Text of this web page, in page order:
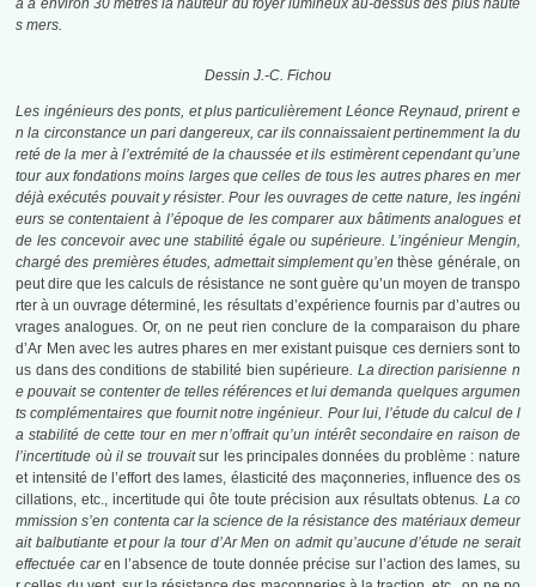
a à environ 30 mètres la hauteur du foyer lumineux au-dessus des plus haute
s mers.
Dessin J.-C. Fichou
Les ingénieurs des ponts, et plus particulièrement Léonce Reynaud, prirent e
n la circonstance un pari dangereux, car ils connaissaient pertinemment la du
reté de la mer à l’extrémité de la chaussée et ils estimèrent cependant qu’une
tour aux fondations moins larges que celles de tous les autres phares en mer
déjà exécutés pouvait y résister. Pour les ouvrages de cette nature, les ingéni
eurs se contentaient à l’époque de les comparer aux bâtiments analogues et
de les concevoir avec une stabilité égale ou supérieure. L’ingénieur Mengin,
chargé des premières études, admettait simplement qu’enthèse générale, on
peut dire que les calculs de résistance ne sont guère qu’un moyen de transpo
rter à un ouvrage déterminé, les résultats d’expérience fournis par d’autres ou
vrages analogues. Or, on ne peut rien conclure de la comparaison du phare
d’Ar Men avec les autres phares en mer existant puisque ces derniers sont to
us dans des conditions de stabilité bien supérieure. La direction parisienne n
e pouvait se contenter de telles références et lui demanda quelques argumen
ts complémentaires que fournit notre ingénieur. Pour lui, l’étude du calcul de l
a stabilité de cette tour en mer n’offrait qu’un intérêt secondaire en raison de
l’incertitude où il se trouvaitsur les principales données du problème : nature
et intensité de l’effort des lames, élasticité des maçonneries, influence des os
cillations, etc., incertitude qui ôte toute précision aux résultats obtenus. La co
mmission s’en contenta car la science de la résistance des matériaux demeur
ait balbutiante et pour la tour d’Ar Men on admit qu’aucune d’étude ne serait
effectuée caren l’absence de toute donnée précise sur l’action des lames, su